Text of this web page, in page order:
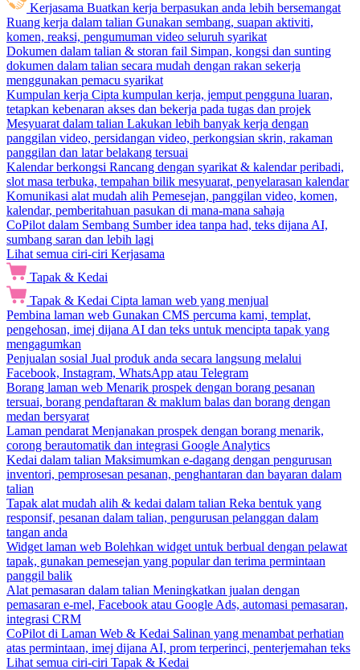
Kerjasama Buatkan kerja berpasukan anda lebih bersemangat
Ruang kerja dalam talian Gunakan sembang, suapan aktiviti,
komen, reaksi, pengumuman video seluruh syarikat
Dokumen dalam talian & storan fail Simpan, kongsi dan sunting
dokumen dalam talian secara mudah dengan rakan sekerja
menggunakan pemacu syarikat
Kumpulan kerja Cipta kumpulan kerja, jemput pengguna luaran,
tetapkan kebenaran akses dan bekerja pada tugas dan projek
Mesyuarat dalam talian Lakukan lebih banyak kerja dengan
panggilan video, persidangan video, perkongsian skrin, rakaman
panggilan dan latar belakang tersuai
Kalendar berkongsi Rancang dengan syarikat & kalendar peribadi,
slot masa terbuka, tempahan bilik mesyuarat, penyelarasan kalendar
Komunikasi alat mudah alih Pemesejan, panggilan video, komen,
kalendar, pemberitahuan pasukan di mana-mana sahaja
CoPilot dalam Sembang Sumber idea tanpa had, teks dijana AI,
sumbang saran dan lebih lagi
Lihat semua ciri-ciri Kerjasama
Tapak & Kedai
Tapak & Kedai Cipta laman web yang menjual
Pembina laman web Gunakan CMS percuma kami, templat,
pengehosan, imej dijana AI dan teks untuk mencipta tapak yang
mengagumkan
Penjualan sosial Jual produk anda secara langsung melalui
Facebook, Instagram, WhatsApp atau Telegram
Borang laman web Menarik prospek dengan borang pesanan
tersuai, borang pendaftaran & maklum balas dan borang dengan
medan bersyarat
Laman pendarat Menjanakan prospek dengan borang menarik,
corong berautomatik dan integrasi Google Analytics
Kedai dalam talian Maksimumkan e-dagang dengan pengurusan
inventori, pemprosesan pesanan, penghantaran dan bayaran dalam
talian
Tapak alat mudah alih & kedai dalam talian Reka bentuk yang
responsif, pesanan dalam talian, pengurusan pelanggan dalam
tangan anda
Widget laman web Bolehkan widget untuk berbual dengan pelawat
tapak, gunakan pemesejan yang popular dan terima permintaan
panggil balik
Alat pemasaran dalam talian Meningkatkan jualan dengan
pemasaran e-mel, Facebook atau Google Ads, automasi pemasaran,
integrasi CRM
CoPilot di Laman Web & Kedai Salinan yang menambat perhatian
atas permintaan, imej dijana AI, prom terperinci, penterjemahan teks
Lihat semua ciri-ciri Tapak & Kedai